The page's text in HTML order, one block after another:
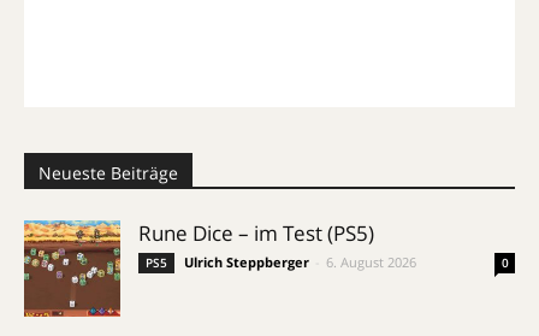
Neueste Beiträge
Rune Dice – im Test (PS5)
PS5 Ulrich Steppberger 6. August 2026 0